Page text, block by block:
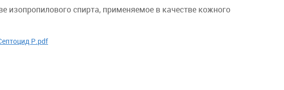
изопропилового спирта, применяемое в качестве кожного
Р.pdf